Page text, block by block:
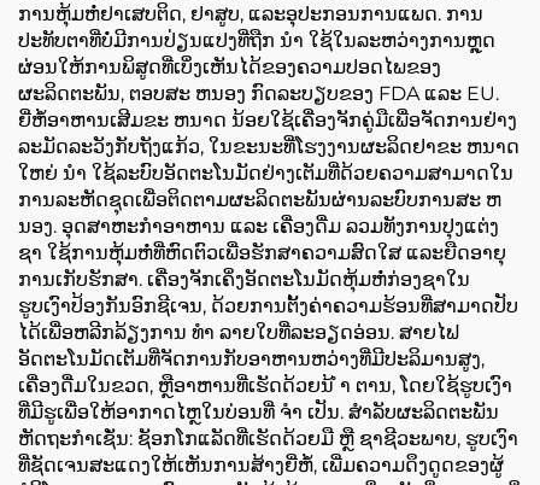
ການຫຸ້ມຫໍ່ຢາເສບຕິດ, ຢາສູບ, ແລະອຸປະກອນການແພດ. ການ
ປະທັບຕາທີ່ບໍ່ມີການປ່ຽນແປງທີ່ຖືກ ນໍາ ໃຊ້ໃນລະຫວ່າງການຫຼຸດ
ຜ່ອນໃຫ້ການພິສູດທີ່ເບິ່ງເຫັນໄດ້ຂອງຄວາມປອດໄພຂອງ
ຜະລິດຕະພັນ, ຕອບສະ ຫນອງ ກົດລະບຽບຂອງ FDA ແລະ EU.
ຍີ່ຫໍ້ອາຫານເສີມຂະ ຫນາດ ນ້ອຍໃຊ້ເຄື່ອງຈັກຄູ່ມືເພື່ອຈັດການຢ່າງ
ລະມັດລະວັງກັບຖັງແກ້ວ, ໃນຂະນະທີ່ໂຮງງານຜະລິດຢາຂະ ຫນາດ
ໃຫຍ່ ນໍາ ໃຊ້ລະບົບອັດຕະໂນມັດຢ່າງເຕັມທີ່ດ້ວຍຄວາມສາມາດໃນ
ການລະຫັດຊຸດເພື່ອຕິດຕາມຜະລິດຕະພັນຜ່ານລະບົບການສະ ຫ
ນອງ. ອຸດສາຫະກໍາອາຫານ ແລະ ເຄື່ອງດື່ມ ລວມທັງການປຸງແຕ່ງ
ຊາ ໃຊ້ການຫຸ້ມຫໍ່ທີ່ຫົດຕົວເພື່ອຮັກສາຄວາມສົດໃສ ແລະຍືດອາຍຸ
ການເກັບຮັກສາ. ເຄື່ອງຈັກເຄິ່ງອັດຕະໂນມັດຫຸ້ມຫໍ່ກ່ອງຊາໃນ
ຮູບເງົາປ້ອງກັນອົກຊີເຈນ, ດ້ວຍການຕັ້ງຄ່າຄວາມຮ້ອນທີ່ສາມາດປັບ
ໄດ້ເພື່ອຫລີກລ້ຽງການ ທໍາ ລາຍໃບທີ່ລະອຽດອ່ອນ. ສາຍໄຟ
ອັດຕະໂນມັດເຕັມທີ່ຈັດການກັບອາຫານຫວ່າງທີ່ມີປະລິມານສູງ,
ເຄື່ອງດື່ມໃນຂວດ, ຫຼືອາຫານທີ່ເຮັດດ້ວຍນ້ ໍາ ຕານ, ໂດຍໃຊ້ຮູບເງົາ
ທີ່ມີຮູເພື່ອໃຫ້ອາກາດໄຫຼໃນບ່ອນທີ່ ຈໍາ ເປັນ. ສໍາລັບຜະລິດຕະພັນ
ຫັດຖະກໍາເຊັ່ນ: ຊັອກໂກແລັດທີ່ເຮັດດ້ວຍມື ຫຼື ຊາຊີວະພາບ, ຮູບເງົາ
ທີ່ຊັດເຈນສະແດງໃຫ້ເຫັນການສ້າງຍີ່ຫໍ້, ເພີ່ມຄວາມດຶງດູດຂອງຜູ້